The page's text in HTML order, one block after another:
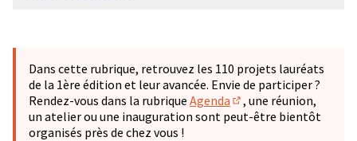
−
Dans cette rubrique, retrouvez les 110 projets lauréats
de la 1ère édition et leur avancée. Envie de participer ?
Rendez-vous dans la rubrique Agenda
(S'ouvre dans un
, une réunion,
un atelier ou une inauguration sont peut-être bientôt
organisés près de chez vous !